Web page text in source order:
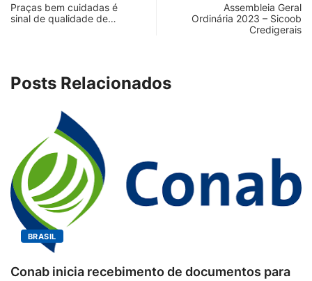
Praças bem cuidadas é
sinal de qualidade de…
Assembleia Geral
Ordinária 2023 – Sicoob
Credigerais
Posts Relacionados
BRASIL
inicia recebimento de documentos para